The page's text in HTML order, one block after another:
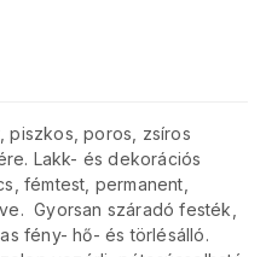
piszkos, poros, zsíros
Lakk- és dekorációs
fémtest, permanent,
Gyorsan száradó festék,
fény- hő- és törlésálló.